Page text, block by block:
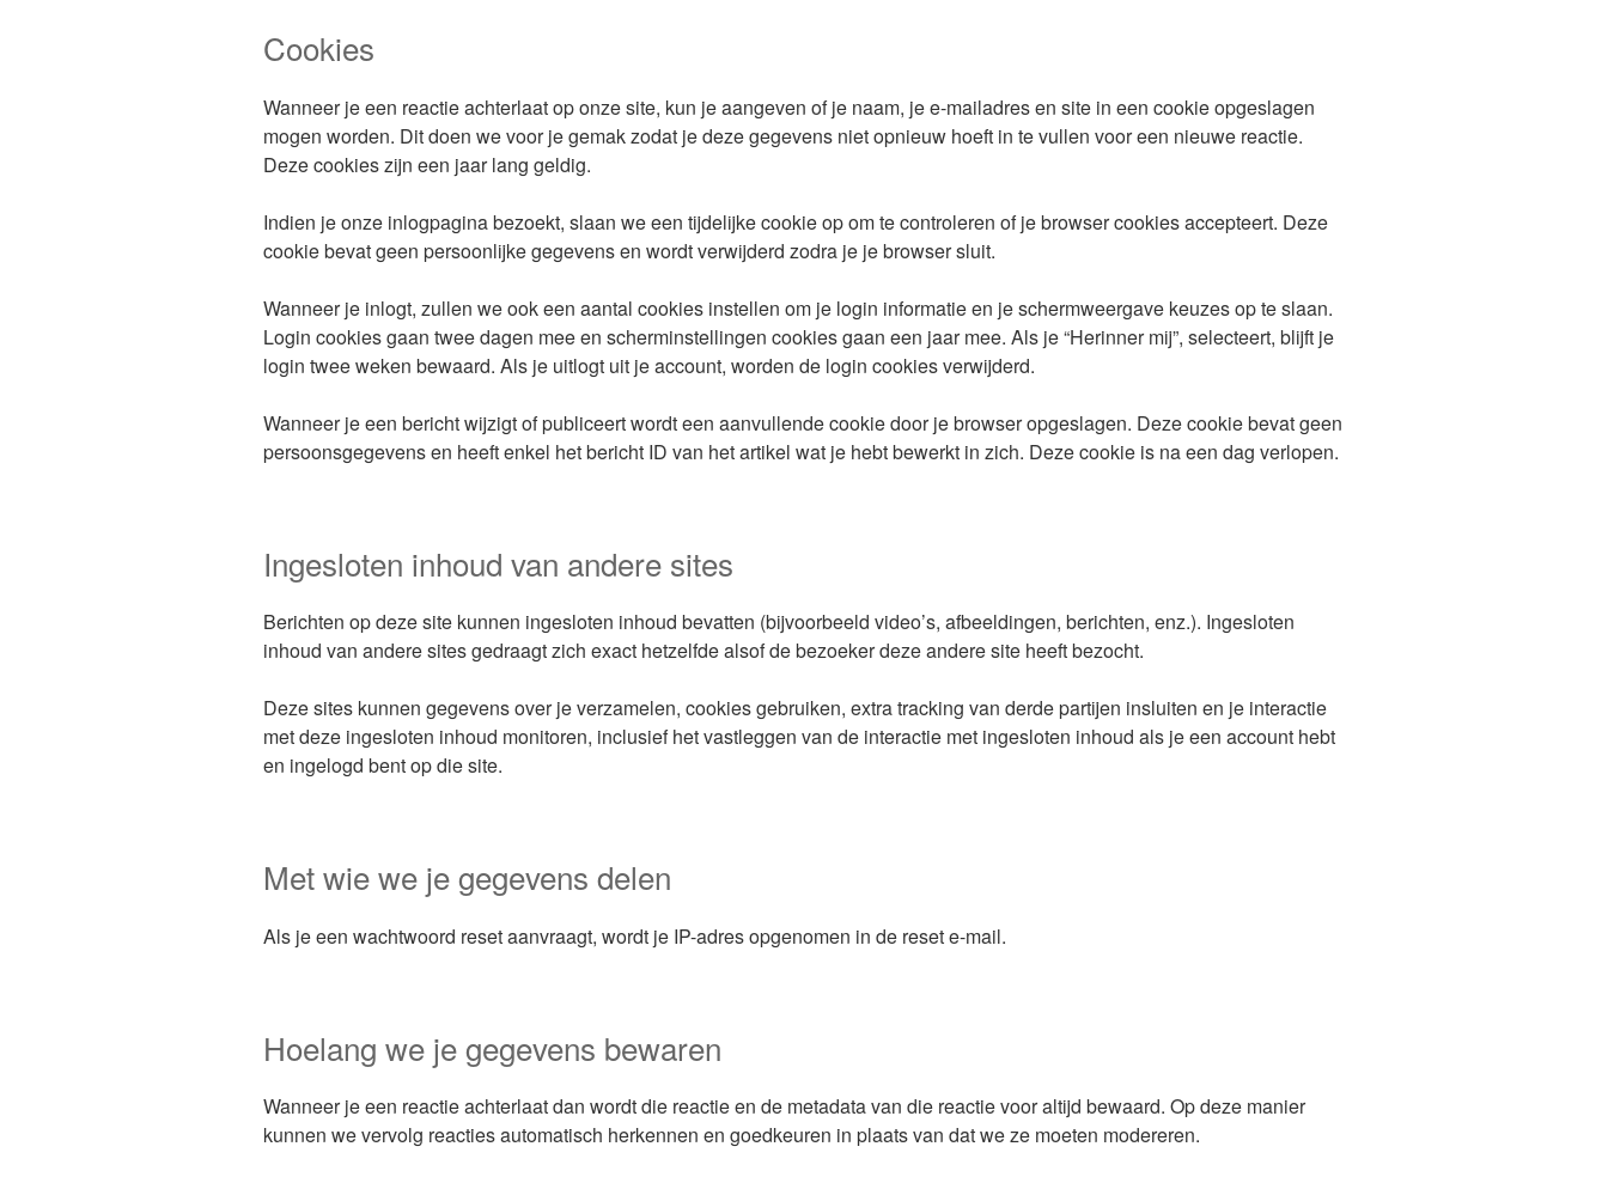
Cookies
Wanneer je een reactie achterlaat op onze site, kun je aangeven of je naam, je e-mailadres en site in een cookie opgeslagen
mogen worden. Dit doen we voor je gemak zodat je deze gegevens niet opnieuw hoeft in te vullen voor een nieuwe reactie.
Deze cookies zijn een jaar lang geldig.
Indien je onze inlogpagina bezoekt, slaan we een tijdelijke cookie op om te controleren of je browser cookies accepteert. Deze
cookie bevat geen persoonlijke gegevens en wordt verwijderd zodra je je browser sluit.
Wanneer je inlogt, zullen we ook een aantal cookies instellen om je login informatie en je schermweergave keuzes op te slaan.
Login cookies gaan twee dagen mee en scherminstellingen cookies gaan een jaar mee. Als je “Herinner mij”, selecteert, blijft je
login twee weken bewaard. Als je uitlogt uit je account, worden de login cookies verwijderd.
Wanneer je een bericht wijzigt of publiceert wordt een aanvullende cookie door je browser opgeslagen. Deze cookie bevat geen
persoonsgegevens en heeft enkel het bericht ID van het artikel wat je hebt bewerkt in zich. Deze cookie is na een dag verlopen.
Ingesloten inhoud van andere sites
Berichten op deze site kunnen ingesloten inhoud bevatten (bijvoorbeeld video’s, afbeeldingen, berichten, enz.). Ingesloten
inhoud van andere sites gedraagt zich exact hetzelfde alsof de bezoeker deze andere site heeft bezocht.
Deze sites kunnen gegevens over je verzamelen, cookies gebruiken, extra tracking van derde partijen insluiten en je interactie
met deze ingesloten inhoud monitoren, inclusief het vastleggen van de interactie met ingesloten inhoud als je een account hebt
en ingelogd bent op die site.
Met wie we je gegevens delen
Als je een wachtwoord reset aanvraagt, wordt je IP-adres opgenomen in de reset e-mail.
Hoelang we je gegevens bewaren
Wanneer je een reactie achterlaat dan wordt die reactie en de metadata van die reactie voor altijd bewaard. Op deze manier
kunnen we vervolg reacties automatisch herkennen en goedkeuren in plaats van dat we ze moeten modereren.